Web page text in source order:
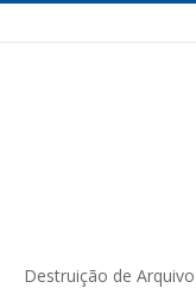
Destruição de